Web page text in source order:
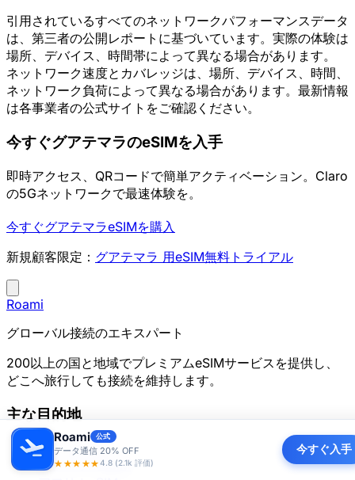
引用されているすべてのネットワークパフォーマンスデータ
は、第三者の公開レポートに基づいています。実際の体験は
場所、デバイス、時間帯によって異なる場合があります。
ネットワーク速度とカバレッジは、場所、デバイス、時間、
ネットワーク負荷によって異なる場合があります。最新情報
は各事業者の公式サイトをご確認ください。
今すぐグアテマラのeSIMを入手
即時アクセス、QRコードで簡単アクティベーション。Claro
の5Gネットワークで最速体験を。
今すぐグアテマラeSIMを購入
新規顧客限定： グアテマラ 用eSIM無料トライアル
Roami
グローバル接続のエキスパート
200以上の国と地域でプレミアムeSIMサービスを提供し、
どこへ旅行しても接続を維持します。
主な目的地
アジアeSIM
ヨーロッパeSIM
Roami 公式
データ通信 20% OFF
★★★★★4.8 (2.1k 評価)
今すぐ入手